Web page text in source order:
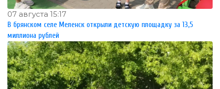
07 августа 15:17
В брянском селе Меленск открыли детскую площадку за 13,5
миллиона рублей